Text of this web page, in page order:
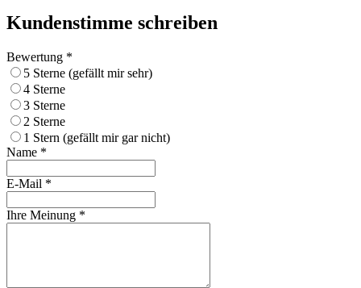
Kundenstimme schreiben
Bewertung *
5 Sterne (gefällt mir sehr)
4 Sterne
3 Sterne
2 Sterne
1 Stern (gefällt mir gar nicht)
Name *
E-Mail *
Ihre Meinung *